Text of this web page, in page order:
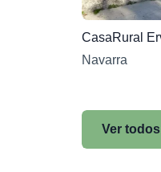
CasaRural
Navarra
Ver